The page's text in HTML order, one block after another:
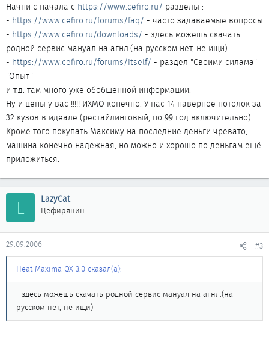
Начни с начала с https://www.cefiro.ru/ разделы :
- https://www.cefiro.ru/forums/faq/ - часто задаваемые вопросы
- https://www.cefiro.ru/downloads/ - здесь можешь скачать
родной сервис мануал на агнл.(на русском нет, не ищи)
- https://www.cefiro.ru/forums/itself/ - раздел "Своими силама"
"Опыт"
и т.д. там много уже обобщенной информации.
Ну и цены у вас !!!!! ИХМО конечно. У нас 14 наверное потолок за
32 кузов в идеале (рестайлинговый, по 99 год включительно).
Кроме того покупать Максиму на последние деньги чревато,
машина конечно надежная, но можно и хорошо по деньгам ещё
приложиться.
L LazyCat
Цефирянин
29.09.2006 #3
Heat Maxima QX 3.0 сказал(а):
- здесь можешь скачать родной сервис мануал на агнл.(на
русском нет, не ищи)